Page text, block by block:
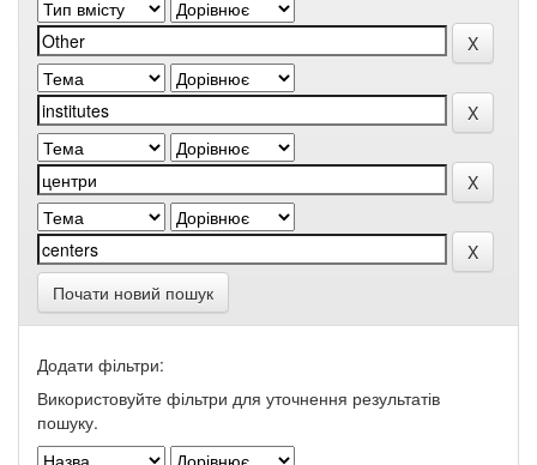
Почати новий пошук
Додати фільтри:
Використовуйте фільтри для уточнення результатів
пошуку.